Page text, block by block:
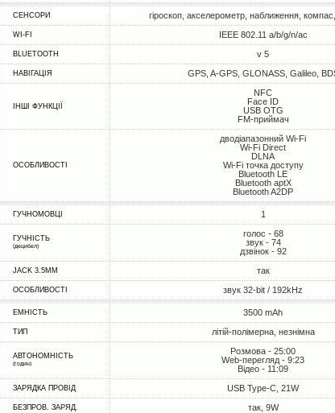
СЕНСОРИ гіроскоп, акселерометр, наближення,
WI-FI IEEE 802.11 a/b/g/n/ac
BLUETOOTH v 5
НАВІГАЦІЯ GPS, A-GPS, GLONASS, Galileo,
ІНШІ ФУНКЦІЇ
NFC
Face ID
USB OTG
FM-приймач
ОСОБЛИВОСТІ
дводіапазонний Wi-Fi
Wi-Fi Direct
DLNA
Wi-Fi точка доступу
Bluetooth LE
Bluetooth aptX
Bluetooth A2DP
ГУЧНОМОВЦІ 1
ГУЧНІСТЬ
(децибел)
голос - 68
звук - 74
дзвінок - 92
JACK 3.5MM так
ОСОБЛИВОСТІ звук 32-bit / 192kHz
ЕМНІСТЬ 3500 mAh
ТИП літій-полімерна, незнімна
АВТОНОМНІСТЬ
(годин)
Розмова - 25:00
Web-перегляд - 9:23
Відео - 11:09
ЗАРЯДКА ПРОВІД USB Type-C, 21W
БЕЗПРОВ. ЗАРЯД. так, 9W